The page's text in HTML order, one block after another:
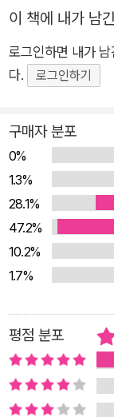
자랐지만 언제부턴
심한 콩은 멋있어
했지만, 모두 어울
채로 학교생활을
한 상황에 처했을
진정한 멋은 외모가
제, 예전처럼 삼총
진 콩이 되지요. 《
각기 다른 개성을
하고 빨갛기도 하
도 하고요. 이렇게 외모도 성격도 모두 제각각이었지만 결국 모두
가 멋진 콩이 되는
고 이야기하고 있어
나오는 것이 아니라,
신감을 가질 때 나오니까요. 지금도 충분히
게 해 주는 건, 바로
이 책에 내가 남
로그인하면 내가
다.
로그인하기
구매자 분포
0%
1.3%
28.1%
47.2%
10.2%
1.7%
평점 분포